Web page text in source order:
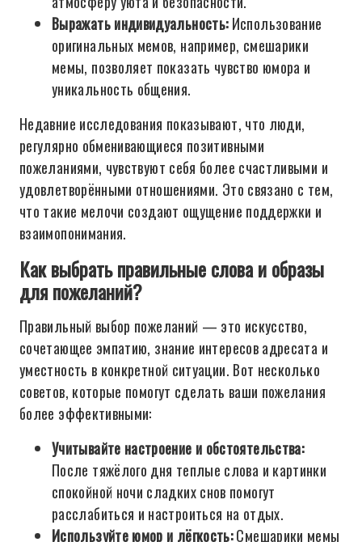
Выражать индивидуальность:Использование
оригинальных мемов, например, смешарики
мемы, позволяет показать чувство юмора и
уникальность общения.
Недавние исследования показывают, что люди,
регулярно обменивающиеся позитивными
пожеланиями, чувствуют себя более счастливыми и
удовлетворёнными отношениями. Это связано с тем,
что такие мелочи создают ощущение поддержки и
взаимопонимания.
Как выбрать правильные слова и образы
для пожеланий?
Правильный выбор пожеланий — это искусство,
сочетающее эмпатию, знание интересов адресата и
уместность в конкретной ситуации. Вот несколько
советов, которые помогут сделать ваши пожелания
более эффективными:
Учитывайте настроение и обстоятельства:
После тяжёлого дня теплые слова и картинки
спокойной ночи сладких снов помогут
расслабиться и настроиться на отдых.
Используйте юмор и лёгкость:Смешарики мемы